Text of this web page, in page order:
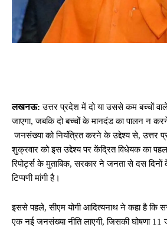
लखनऊ: उत्तर प्रदेश में दो या उससे कम बच्चों वाले
जाएगा, जबकि दो बच्चों के मानदंड का पालन न
जनसंख्या को नियंत्रित करने के उद्देश्य से, उत्तर
शुक्रवार को इस उद्देश्य पर केंद्रित विधेयक का पहला
रिपोर्ट्स के मुताबिक, सरकार ने जनता से दस
टिप्पणी मांगी है।
इससे पहले, सीएम योगी आदित्यनाथ ने कहा है कि
एक नई जनसंख्या नीति लाएगी, जिसकी घोषणा 11